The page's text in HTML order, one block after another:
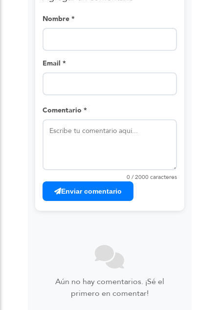
Nombre *
Email *
Comentario *
0 / 2000 caracteres
Enviar comentario
Aún no hay comentarios. ¡Sé el
primero en comentar!